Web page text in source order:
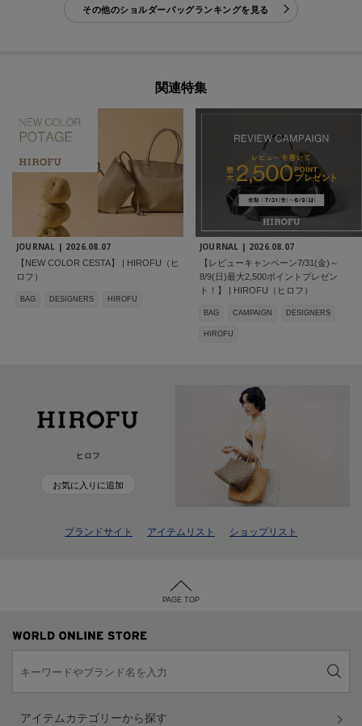
その他のショルダーバッグランキングを見る
関連特集
JOURNAL | 2026.08.07
【NEW COLOR CESTA】 | HIROFU（ヒ
ロフ）
BAG DESIGNERS HIROFU
JOURNAL | 2026.08.07
【レビューキャンペーン7/31(金)～
8/9(日)最大2,500ポイントプレゼン
ト！】 | HIROFU（ヒロフ）
BAG CAMPAIGN DESIGNERS
HIROFU
ヒロフ
お気に入りに追加
ブランドサイト アイテムリスト ショップリスト
PAGE TOP
アイテムカテゴリーから探す